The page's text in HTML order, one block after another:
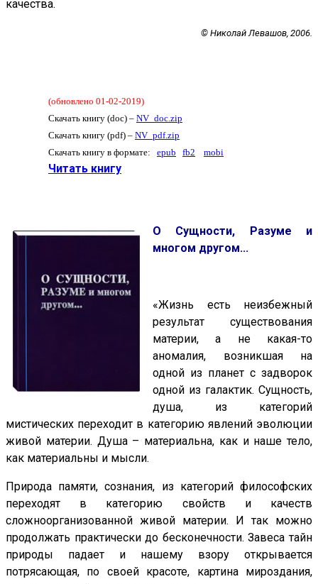
качества.
© Николай Левашов, 2006.
(обновлено 01-02-2019)
Скачать книгу (doc) – NV_doc.zip
Скачать книгу (pdf) – NV_pdf.zip
Скачать книгу в формате: epub fb2 mobi
Читать книгу
О Сущности, Разуме и
многом другом...
«Жизнь есть неизбежный
результат существования
материи, а не какая-то
аномалия, возникшая на
одной из планет с задворок
одной из галактик. Сущность,
душа, из категорий
мистических переходит в категорию явлений эволюции
живой материи. Душа – материальна, как и наше тело,
как материальны и мысли.
Природа памяти, сознания, из категорий философских
переходят в категорию свойств и качеств
сложноорганизованной живой материи. И так можно
продолжать практически до бесконечности. Завеса тайн
природы падает и нашему взору открывается
потрясающая, по своей красоте, картина мироздания,